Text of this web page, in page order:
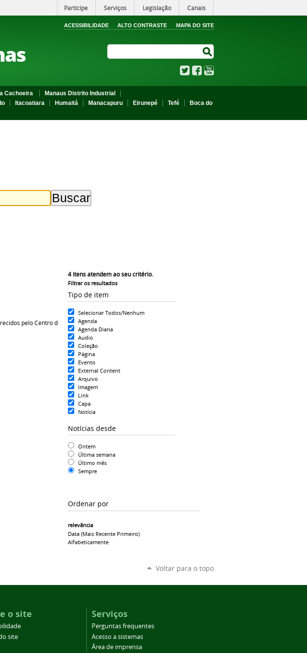
Participe Serviços Legislação Canais
ACESSIBILIDADE ALTO CONTRASTE MAPA DO SITE
TwitterFacebook
Cachoeira
Manaus Distrito Industrial
Itacoatiara Humaitá Manacapuru Eirunepé Tefé
Boca do
4itens atendem ao seu critério.
Filtrar os resultados
Tipo de item
Selecionar Todos/Nenhum
Agenda
Agenda Diaria
Audio
Coleção
Página
Evento
External Content
Arquivo
Imagem
Link
Capa
Notícia
Notícias desde
Ontem
Última semana
Último mês
Sempre
Ordenar por
relevância
Data (mais Recente Primeiro)
Alfabeticamente
pelo Centro de
Voltar para o topo
o site
site
Serviços
Perguntas frequentes
Acesso a sistemas
Área de imprensa